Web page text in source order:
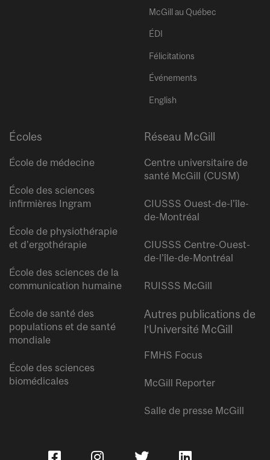
McGill au Québec
ÉDI
Félicitations
Événements
English
Écoles
École de médecine
École des sciences
infirmières Ingram
École de physiothérapie
et d’ergothérapie
École des sciences de la
communication humaine
École de santé des
populations et de santé
mondiale
École des sciences
biomédicales
Réseau McGill
Centre universitaire de
santé McGill (CUSM)
CIUSSS Ouest-de-l’île-
de-Montréal
CIUSSS Centre-Ouest-
de-l’île-de-Montréal
RUISSS McGill
Autres publications de
l’Université McGill
FMHS Focus
McGill Reporter
Salle de presse McGill